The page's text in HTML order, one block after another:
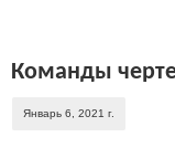
Команды
Январь 6, 2021 г.